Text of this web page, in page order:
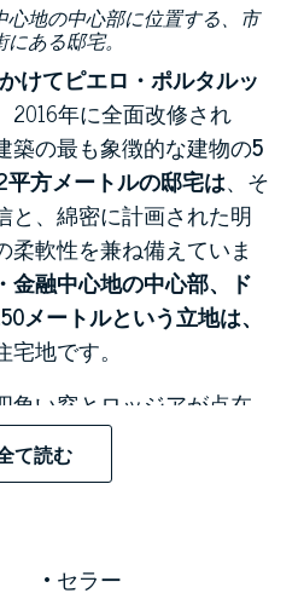
心地の中心部に位置する、市
ある邸宅。
けてピエロ・ポルタルッ
2016年に全面改修され
築の最も象徴的な建物の5
平方メートルの邸宅は、そ
と、綿密に計画された明
柔軟性を兼ね備えていま
融中心地の中心部、 ド
メートルという立地は、
地です。
角い窓とロッジアが点在
張りのファサード
様式に繰り返し見られる
では、歴史的な素材の
の設備を現代の基準に
て読む
セラー